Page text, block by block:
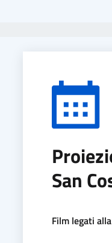
San
Film legati